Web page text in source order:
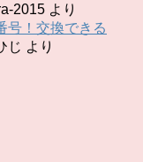
2015 より
号！交換できる
じ より